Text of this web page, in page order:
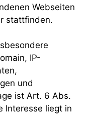
Webseiten
stattfinden.
IP-
und
ist Art. 6 Abs.
Interesse liegt in